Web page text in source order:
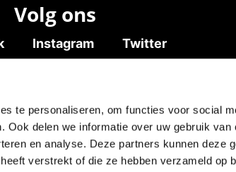
te personaliseren, om functies voor social
Ook delen we informatie over uw gebruik van
en analyse. Deze partners kunnen deze
verstrekt of die ze hebben verzameld op
Volg ons
Instagram Twitter
Initiatief van